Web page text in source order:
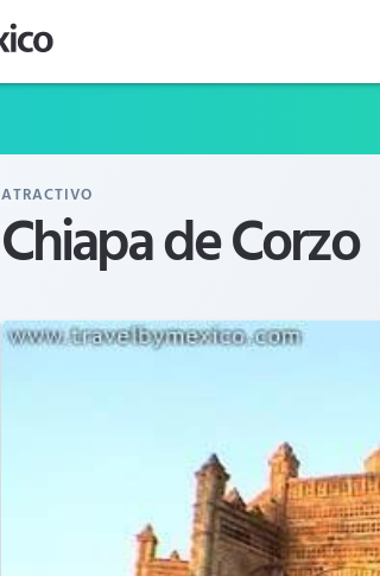
ATRACTIVO
Chiapa de Corzo